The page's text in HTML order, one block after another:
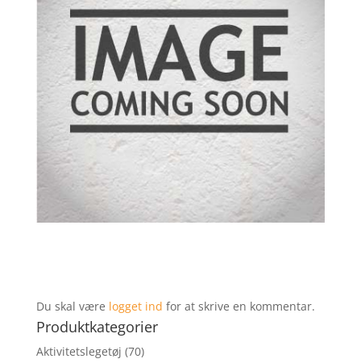
Du skal være logget ind for at skrive en kommentar.
Produktkategorier
Aktivitetslegetøj (70)